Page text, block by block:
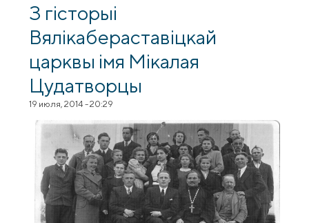
З гісторыі
Вялікабераставіцкай
царквы імя Мікалая
Цудатворцы
19 июля, 2014 - 20:29